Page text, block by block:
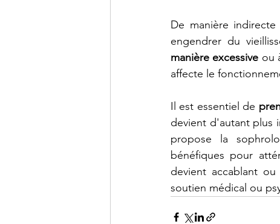
De manière
engendrer du
manière excessive ou
affecte le
Il est essentiel de
devient d'autant plus
propose la
bénéfiques pour
devient accablant
soutien médical ou